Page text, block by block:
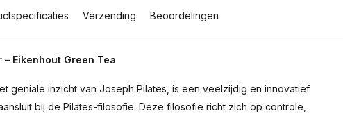
Verzending Beoordelingen
Eikenhout Green Tea
geniale inzicht van Joseph Pilates, is een veelzijdig en innovatief
bij de Pilates-filosofie. Deze filosofie richt zich op controle,